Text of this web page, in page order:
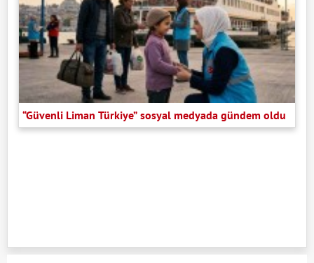
“Güvenli Liman Türkiye” sosyal medyada gündem oldu